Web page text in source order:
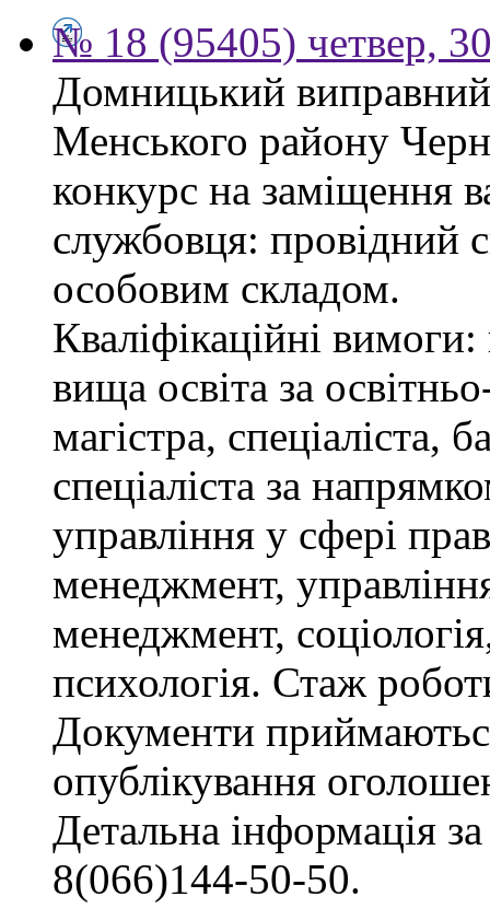
№ 18 (95405) четвер,
Домницький
Менського району
конкурс на заміщення
службовця: провідний
особовим складом.
Кваліфікаційні
вища освіта за
магістра, спеціаліста,
спеціаліста за
управління у сфері
менеджмент,
менеджмент,
психологія. Стаж
Документи
опублікування
Детальна інформація
8(066)144-50-50.